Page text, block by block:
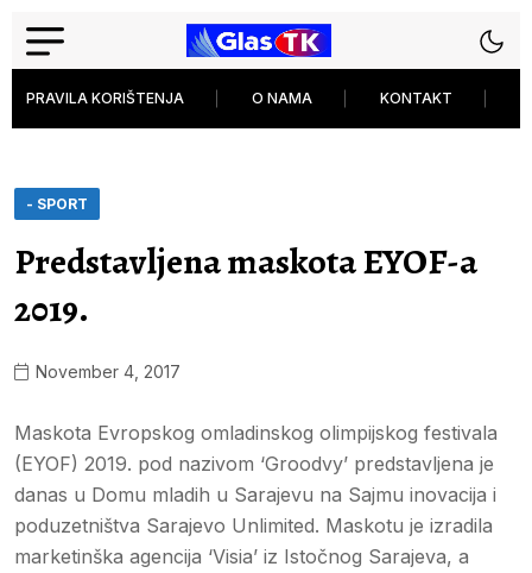
PRAVILA KORIŠTENJA O NAMA KONTAKT
- SPORT
Predstavljena maskota EYOF-a
2019.
November 4, 2017
Maskota Evropskog omladinskog olimpijskog festivala
(EYOF) 2019. pod nazivom ‘Groodvy’ predstavljena je
danas u Domu mladih u Sarajevu na Sajmu inovacija i
poduzetništva Sarajevo Unlimited. Maskotu je izradila
marketinška agencija ‘Visia’ iz Istočnog Sarajeva, a